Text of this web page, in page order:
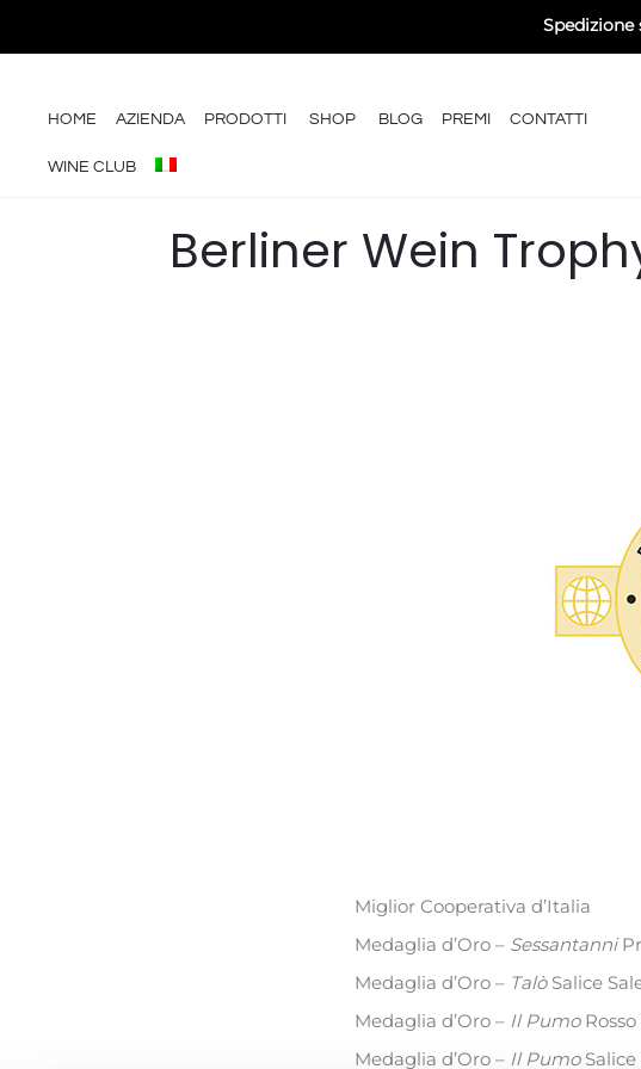
HOME AZIENDA PRODOTTI SHOP BLOG PREMI CONTATTI
WINE CLUB
Berliner Wein
Miglior Cooperativa d’Italia
Medaglia d’Oro – Sessantanni
Medaglia d’Oro – TalòSalice
Medaglia d’Oro – Il PumoRosso
Medaglia d’Oro – Il PumoSalice